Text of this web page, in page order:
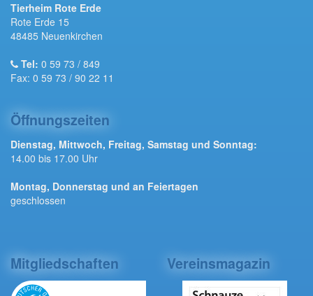
Tierheim Rote Erde
Rote Erde 15
48485 Neuenkirchen
Tel: 0 59 73 / 849
Fax: 0 59 73 / 90 22 11
Öffnungszeiten
Dienstag, Mittwoch, Freitag, Samstag und Sonntag:
14.00 bis 17.00 Uhr
Montag, Donnerstag und an Feiertagen
geschlossen
Mitgliedschaften Vereinsmagazin